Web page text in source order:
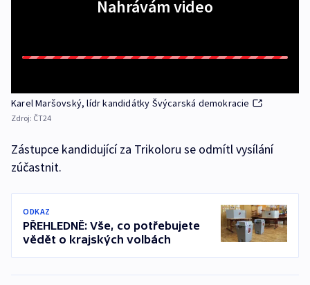
Nahrávám video
Karel Maršovský, lídr kandidátky Švýcarská demokracie
Zdroj: ČT24
Zástupce kandidující za Trikoloru se odmítl vysílání
zúčastnit.
ODKAZ
PŘEHLEDNĚ: Vše, co potřebujete
vědět o krajských volbách